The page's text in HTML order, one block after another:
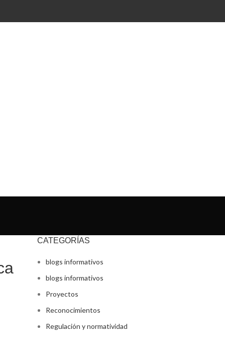
CATEGORÍAS
blogs informativos
blogs informativos
Proyectos
Reconocimientos
Regulación y normatividad